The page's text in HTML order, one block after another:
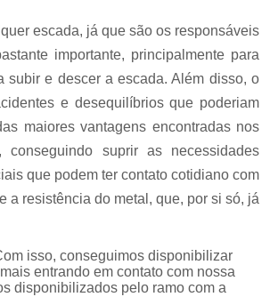
Corrimão com Ferro Tipo
Corrimão de Escada de Ferro
Corrimão de Galvanizado
Corrimão em Ferro
Corrimão Galvanizado
Corrimão Inox de Escada
escada, já que são os responsáveis
importante, principalmente para
subir e descer a escada. Além disso, o
e desequilíbrios que poderiam
maiores vantagens encontradas nos
suprir as necessidades
que podem ter contato cotidiano com
a resistência do metal, que, por si só, já
isso, conseguimos disponibilizar
entrando em contato com nossa
disponibilizados pelo ramo com a